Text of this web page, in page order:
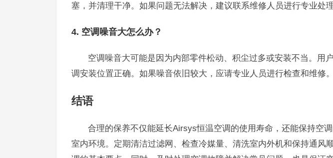
塞，并清理干净。如果问题无法解决，建议联系维修人员进行专业处理
4. 空调噪音大怎么办？
空调噪音大可能是因为内部零件松动、积尘过多或安装不当。用
调安装位置正确。如果噪音依旧较大，应请专业人员进行检查和维修。
结语
合理的保养不仅能延长Airsys恒温空调的使用寿命，还能保持空
室内环境。定期清洁过滤网、检查冷媒量、清洗室内外机和保持通风